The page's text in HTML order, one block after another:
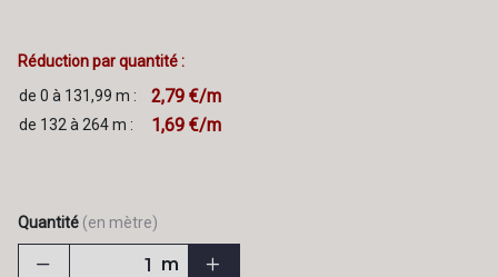
Réduction par quantité :
de 0 à 131,99 m :
2,79 €/m
de 132 à 264 m : 1,69 €/m
Quantité (en mètre)
m